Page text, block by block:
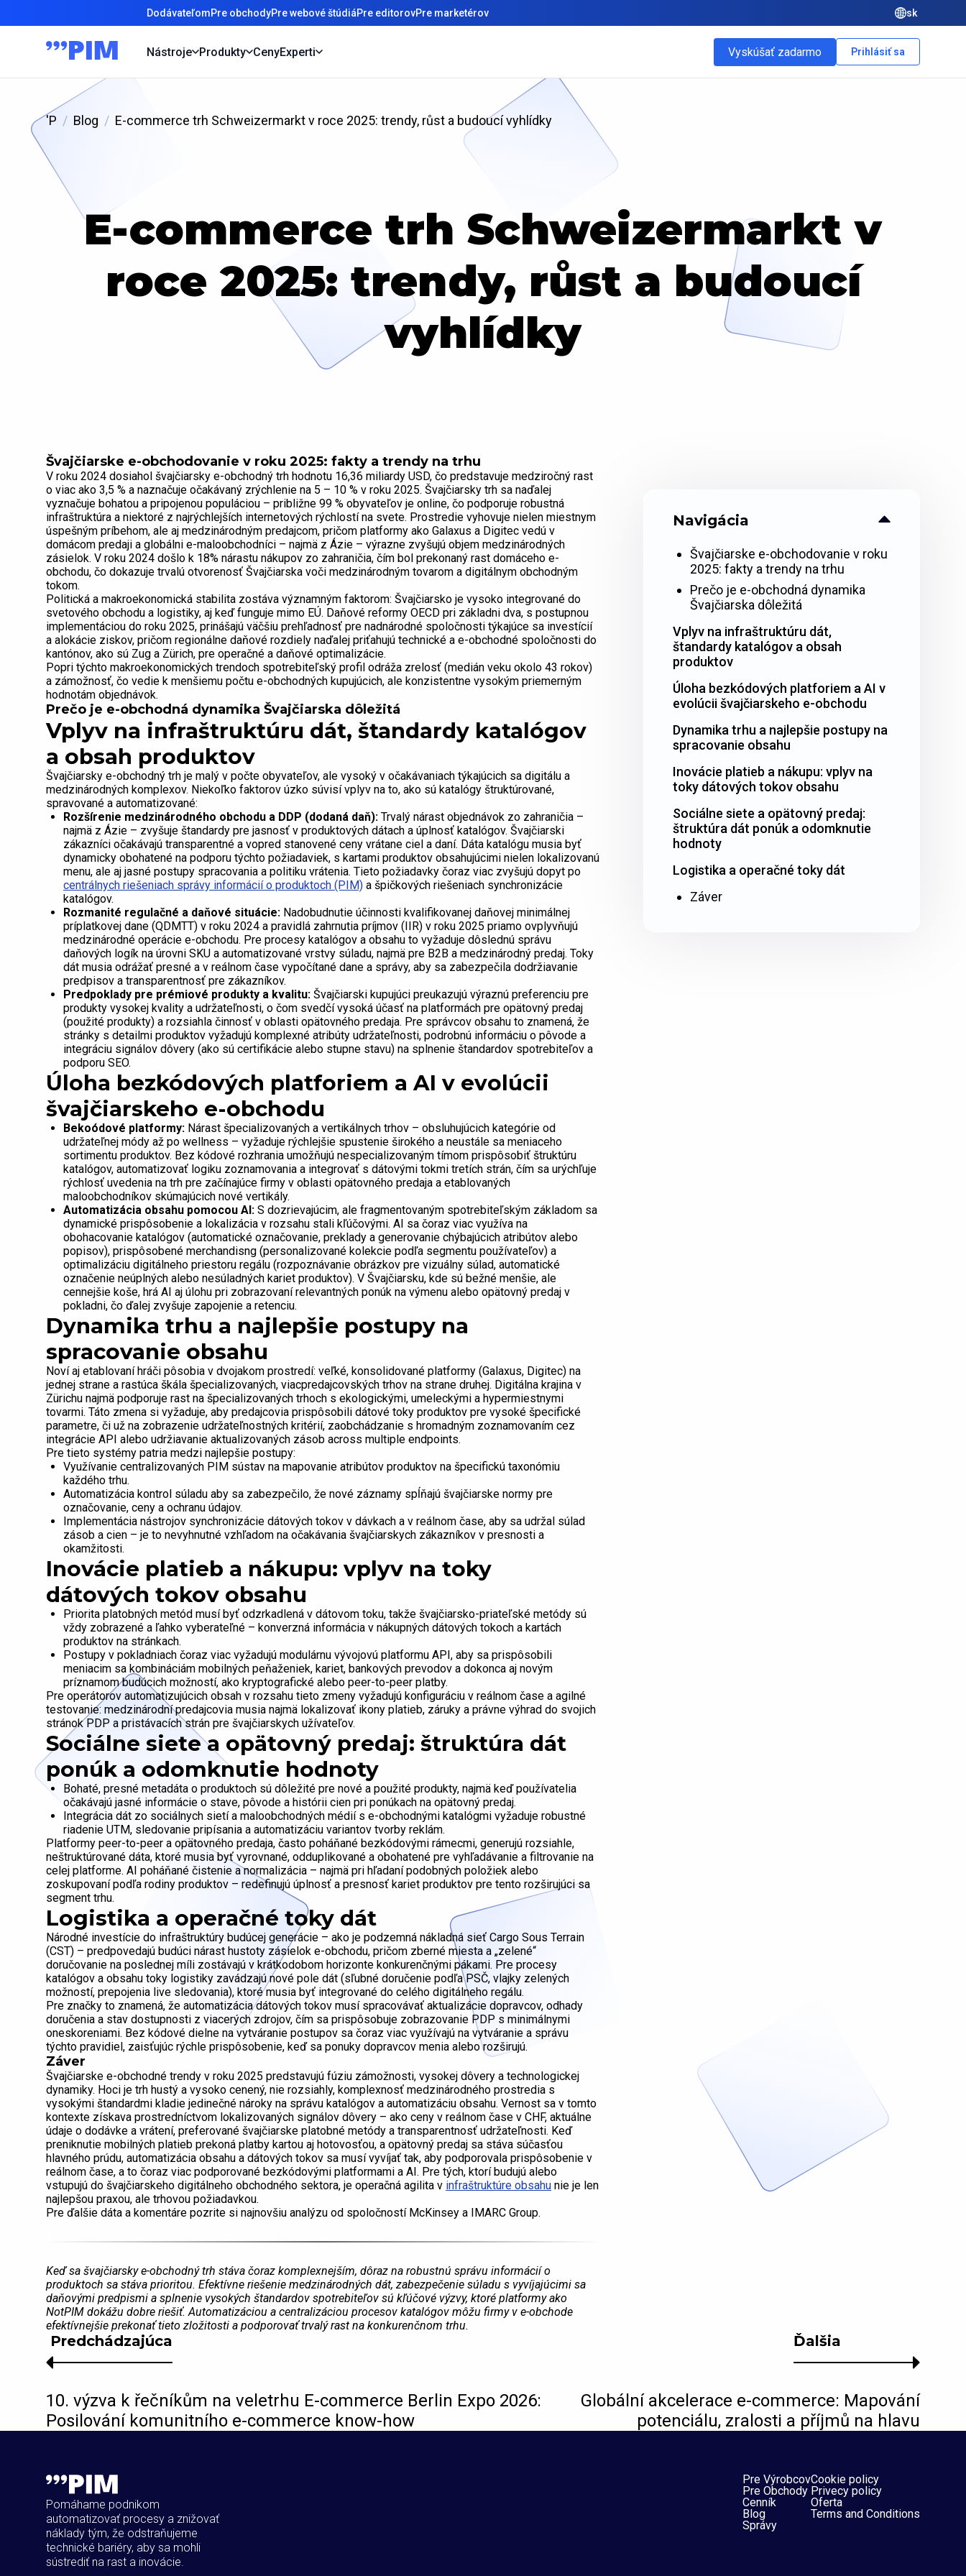
DodávateľomPre obchodyPre webové štúdiáPre editorovPre marketérov sk
Nástroje Produkty CenyExperti Vyskúšať zadarmo Prihlásiť sa
'P Blog E-commerce trh Schweizermarkt v roce 2025: trendy, růst a budoucí vyhlídky
E-commerce trh Schweizermarkt v
roce 2025: trendy, růst a budoucí
vyhlídky
Švajčiarske e-obchodovanie v roku 2025: fakty a trendy na trhu
V roku 2024 dosiahol švajčiarsky e-obchodný trh hodnotu 16,36 miliardy USD, čo predstavuje medziročný rast
o viac ako 3,5 % a naznačuje očakávaný zrýchlenie na 5 – 10 % v roku 2025. Švajčiarsky trh sa naďalej
vyznačuje bohatou a pripojenou populáciou – približne 99 % obyvateľov je online, čo podporuje robustná
infraštruktúra a niektoré z najrýchlejších internetových rýchlostí na svete. Prostredie vyhovuje nielen miestnym
úspešným príbehom, ale aj medzinárodným predajcom, pričom platformy ako Galaxus a Digitec vedú v
domácom predaji a globálni e-maloobchodníci – najmä z Ázie – výrazne zvyšujú objem medzinárodných
zásielok. V roku 2024 došlo k 18% nárastu nákupov zo zahraničia, čím bol prekonaný rast domáceho e-
obchodu, čo dokazuje trvalú otvorenosť Švajčiarska voči medzinárodným tovarom a digitálnym obchodným
tokom.
Politická a makroekonomická stabilita zostáva významným faktorom: Švajčiarsko je vysoko integrované do
svetového obchodu a logistiky, aj keď funguje mimo EÚ. Daňové reformy OECD pri základni dva, s postupnou
implementáciou do roku 2025, prinášajú väčšiu prehľadnosť pre nadnárodné spoločnosti týkajúce sa investícií
a alokácie ziskov, pričom regionálne daňové rozdiely naďalej priťahujú technické a e-obchodné spoločnosti do
kantónov, ako sú Zug a Zürich, pre operačné a daňové optimalizácie.
Popri týchto makroekonomických trendoch spotrebiteľský profil odráža zrelosť (medián veku okolo 43 rokov)
a zámožnosť, čo vedie k menšiemu počtu e-obchodných kupujúcich, ale konzistentne vysokým priemerným
hodnotám objednávok.
Prečo je e-obchodná dynamika Švajčiarska dôležitá
Vplyv na infraštruktúru dát, štandardy katalógov
a obsah produktov
Švajčiarsky e-obchodný trh je malý v počte obyvateľov, ale vysoký v očakávaniach týkajúcich sa digitálu a
medzinárodných komplexov. Niekoľko faktorov úzko súvisí vplyv na to, ako sú katalógy štruktúrované,
spravované a automatizované:
Rozšírenie medzinárodného obchodu a DDP (dodaná daň): Trvalý nárast objednávok zo zahraničia –
najmä z Ázie – zvyšuje štandardy pre jasnosť v produktových dátach a úplnosť katalógov. Švajčiarski
zákazníci očakávajú transparentné a vopred stanovené ceny vrátane ciel a daní. Dáta katalógu musia byť
dynamicky obohatené na podporu týchto požiadaviek, s kartami produktov obsahujúcimi nielen lokalizovanú
menu, ale aj jasné postupy spracovania a politiku vrátenia. Tieto požiadavky čoraz viac zvyšujú dopyt po
centrálnych riešeniach správy informácií o produktoch (PIM) a špičkových riešeniach synchronizácie
katalógov.
Rozmanité regulačné a daňové situácie: Nadobudnutie účinnosti kvalifikovanej daňovej minimálnej
príplatkovej dane (QDMTT) v roku 2024 a pravidlá zahrnutia príjmov (IIR) v roku 2025 priamo ovplyvňujú
medzinárodné operácie e-obchodu. Pre procesy katalógov a obsahu to vyžaduje dôslednú správu
daňových logík na úrovni SKU a automatizované vrstvy súladu, najmä pre B2B a medzinárodný predaj. Toky
dát musia odrážať presné a v reálnom čase vypočítané dane a správy, aby sa zabezpečila dodržiavanie
predpisov a transparentnosť pre zákazníkov.
Predpoklady pre prémiové produkty a kvalitu: Švajčiarski kupujúci preukazujú výraznú preferenciu pre
produkty vysokej kvality a udržateľnosti, o čom svedčí vysoká účasť na platformách pre opätovný predaj
(použité produkty) a rozsiahla činnosť v oblasti opätovného predaja. Pre správcov obsahu to znamená, že
stránky s detailmi produktov vyžadujú komplexné atribúty udržateľnosti, podrobnú informáciu o pôvode a
integráciu signálov dôvery (ako sú certifikácie alebo stupne stavu) na splnenie štandardov spotrebiteľov a
podporu SEO.
Úloha bezkódových platforiem a AI v evolúcii
švajčiarskeho e-obchodu
Bekoódové platformy: Nárast špecializovaných a vertikálnych trhov – obsluhujúcich kategórie od
udržateľnej módy až po wellness – vyžaduje rýchlejšie spustenie širokého a neustále sa meniaceho
sortimentu produktov. Bez kódové rozhrania umožňujú nespecializovaným tímom prispôsobiť štruktúru
katalógov, automatizovať logiku zoznamovania a integrovať s dátovými tokmi tretích strán, čím sa urýchľuje
rýchlosť uvedenia na trh pre začínajúce firmy v oblasti opätovného predaja a etablovaných
maloobchodníkov skúmajúcich nové vertikály.
Automatizácia obsahu pomocou AI: S dozrievajúcim, ale fragmentovaným spotrebiteľským základom sa
dynamické prispôsobenie a lokalizácia v rozsahu stali kľúčovými. AI sa čoraz viac využíva na
obohacovanie katalógov (automatické označovanie, preklady a generovanie chýbajúcich atribútov alebo
popisov), prispôsobené merchandisng (personalizované kolekcie podľa segmentu používateľov) a
optimalizáciu digitálneho priestoru regálu (rozpoznávanie obrázkov pre vizuálny súlad, automatické
označenie neúplných alebo nesúladných kariet produktov). V Švajčiarsku, kde sú bežné menšie, ale
cennejšie koše, hrá AI aj úlohu pri zobrazovaní relevantných ponúk na výmenu alebo opätovný predaj v
pokladni, čo ďalej zvyšuje zapojenie a retenciu.
Dynamika trhu a najlepšie postupy na
spracovanie obsahu
Noví aj etablovaní hráči pôsobia v dvojakom prostredí: veľké, konsolidované platformy (Galaxus, Digitec) na
jednej strane a rastúca škála špecializovaných, viacpredajcovských trhov na strane druhej. Digitálna krajina v
Zürichu najmä podporuje rast na špecializovaných trhoch s ekologickými, umeleckými a hypermiestnymi
tovarmi. Táto zmena si vyžaduje, aby predajcovia prispôsobili dátové toky produktov pre vysoké špecifické
parametre, či už na zobrazenie udržateľnostných kritérií, zaobchádzanie s hromadným zoznamovaním cez
integrácie API alebo udržiavanie aktualizovaných zásob across multiple endpoints.
Pre tieto systémy patria medzi najlepšie postupy:
Využívanie centralizovaných PIM sústav na mapovanie atribútov produktov na špecifickú taxonómiu
každého trhu.
Automatizácia kontrol súladu aby sa zabezpečilo, že nové záznamy spĺňajú švajčiarske normy pre
označovanie, ceny a ochranu údajov.
Implementácia nástrojov synchronizácie dátových tokov v dávkach a v reálnom čase, aby sa udržal súlad
zásob a cien – je to nevyhnutné vzhľadom na očakávania švajčiarskych zákazníkov v presnosti a
okamžitosti.
Inovácie platieb a nákupu: vplyv na toky
dátových tokov obsahu
Priorita platobných metód musí byť odzrkadlená v dátovom toku, takže švajčiarsko-priateľské metódy sú
vždy zobrazené a ľahko vyberateľné – konverzná informácia v nákupných dátových tokoch a kartách
produktov na stránkach.
Postupy v pokladniach čoraz viac vyžadujú modulárnu vývojovú platformu API, aby sa prispôsobili
meniacim sa kombináciám mobilných peňaženiek, kariet, bankových prevodov a dokonca aj novým
príznamom budúcich možností, ako kryptografické alebo peer-to-peer platby.
Pre operátorov automatizujúcich obsah v rozsahu tieto zmeny vyžadujú konfiguráciu v reálnom čase a agilné
testovanie: medzinárodní predajcovia musia najmä lokalizovať ikony platieb, záruky a právne výhrad do svojich
stránok PDP a pristávacích strán pre švajčiarskych užívateľov.
Sociálne siete a opätovný predaj: štruktúra dát
ponúk a odomknutie hodnoty
Bohaté, presné metadáta o produktoch sú dôležité pre nové a použité produkty, najmä keď používatelia
očakávajú jasné informácie o stave, pôvode a histórii cien pri ponúkach na opätovný predaj.
Integrácia dát zo sociálnych sietí a maloobchodných médií s e-obchodnými katalógmi vyžaduje robustné
riadenie UTM, sledovanie pripísania a automatizáciu variantov tvorby reklám.
Platformy peer-to-peer a opätovného predaja, často poháňané bezkódovými rámecmi, generujú rozsiahle,
neštruktúrované dáta, ktoré musia byť vyrovnané, odduplikované a obohatené pre vyhľadávanie a filtrovanie na
celej platforme. AI poháňané čistenie a normalizácia – najmä pri hľadaní podobných položiek alebo
zoskupovaní podľa rodiny produktov – redefinujú úplnosť a presnosť kariet produktov pre tento rozširujúci sa
segment trhu.
Logistika a operačné toky dát
Národné investície do infraštruktúry budúcej generácie – ako je podzemná nákladná sieť Cargo Sous Terrain
(CST) – predpovedajú budúci nárast hustoty zásielok e-obchodu, pričom zberné miesta a „zelené“
doručovanie na poslednej míli zostávajú v krátkodobom horizonte konkurenčnými pákami. Pre procesy
katalógov a obsahu toky logistiky zavádzajú nové pole dát (sľubné doručenie podľa PSČ, vlajky zelených
možností, prepojenia live sledovania), ktoré musia byť integrované do celého digitálneho regálu.
Pre značky to znamená, že automatizácia dátových tokov musí spracovávať aktualizácie dopravcov, odhady
doručenia a stav dostupnosti z viacerých zdrojov, čím sa prispôsobuje zobrazovanie PDP s minimálnymi
oneskoreniami. Bez kódové dielne na vytváranie postupov sa čoraz viac využívajú na vytváranie a správu
týchto pravidiel, zaisťujúc rýchle prispôsobenie, keď sa ponuky dopravcov menia alebo rozširujú.
Záver
Švajčiarske e-obchodné trendy v roku 2025 predstavujú fúziu zámožnosti, vysokej dôvery a technologickej
dynamiky. Hoci je trh hustý a vysoko cenený, nie rozsiahly, komplexnosť medzinárodného prostredia s
vysokými štandardmi kladie jedinečné nároky na správu katalógov a automatizáciu obsahu. Vernost sa v tomto
kontexte získava prostredníctvom lokalizovaných signálov dôvery – ako ceny v reálnom čase v CHF, aktuálne
údaje o dodávke a vrátení, preferované švajčiarske platobné metódy a transparentnosť udržateľnosti. Keď
preniknutie mobilných platieb prekoná platby kartou aj hotovosťou, a opätovný predaj sa stáva súčasťou
hlavného prúdu, automatizácia obsahu a dátových tokov sa musí vyvíjať tak, aby podporovala prispôsobenie v
reálnom čase, a to čoraz viac podporované bezkódovými platformami a AI. Pre tých, ktorí budujú alebo
vstupujú do švajčiarskeho digitálneho obchodného sektora, je operačná agilita v infraštruktúre obsahu nie je len
najlepšou praxou, ale trhovou požiadavkou.
Pre ďalšie dáta a komentáre pozrite si najnovšiu analýzu od spoločností McKinsey a IMARC Group.
Keď sa švajčiarsky e-obchodný trh stáva čoraz komplexnejším, dôraz na robustnú správu informácií o
produktoch sa stáva prioritou. Efektívne riešenie medzinárodných dát, zabezpečenie súladu s vyvíjajúcimi sa
daňovými predpismi a splnenie vysokých štandardov spotrebiteľov sú kľúčové výzvy, ktoré platformy ako
NotPIM dokážu dobre riešiť. Automatizáciou a centralizáciou procesov katalógov môžu firmy v e-obchode
efektívnejšie prekonať tieto zložitosti a podporovať trvalý rast na konkurenčnom trhu.
Navigácia
Švajčiarske e-obchodovanie v roku
2025: fakty a trendy na trhu
Prečo je e-obchodná dynamika
Švajčiarska dôležitá
Vplyv na infraštruktúru dát,
štandardy katalógov a obsah
produktov
Úloha bezkódových platforiem a AI v
evolúcii švajčiarskeho e-obchodu
Dynamika trhu a najlepšie postupy na
spracovanie obsahu
Inovácie platieb a nákupu: vplyv na
toky dátových tokov obsahu
Sociálne siete a opätovný predaj:
štruktúra dát ponúk a odomknutie
hodnoty
Logistika a operačné toky dát
Záver
Ďalšia
Globální akcelerace e-commerce: Mapování
potenciálu, zralosti a příjmů na hlavu
Predchádzajúca
10. výzva k řečníkům na veletrhu E-commerce Berlin Expo 2026:
Posilování komunitního e-commerce know-how
Pomáhame podnikom
automatizovať procesy a znižovať
náklady tým, že odstraňujeme
technické bariéry, aby sa mohli
sústrediť na rast a inovácie.
Pre Výrobcov
Pre Obchody
Cenník
Blog
Správy
Cookie policy
Privecy policy
Oferta
Terms and Conditions